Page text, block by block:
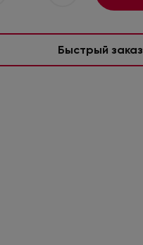
Быстрый заказ